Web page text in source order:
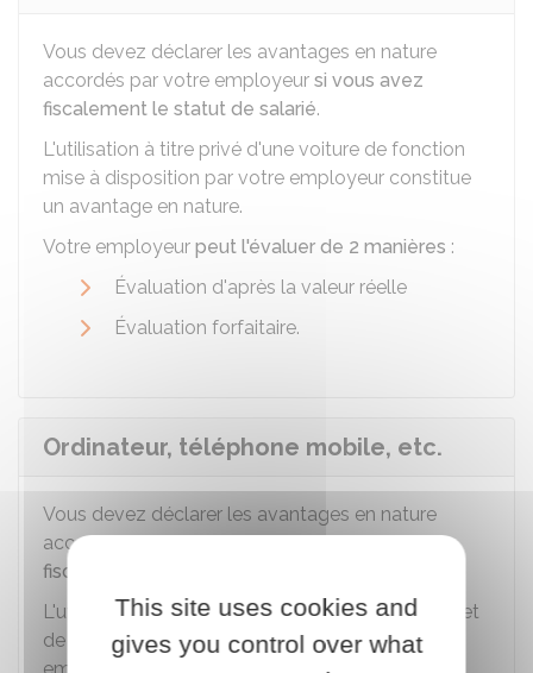
Vous devez déclarer les avantages en nature
accordés par votre employeur si vous avez
fiscalement le statut de salarié.
L'utilisation à titre privé d'une voiture de fonction
mise à disposition par votre employeur constitue
un avantage en nature.
Votre employeur peut l'évaluer de 2 manières :
Évaluation d'après la valeur réelle
Évaluation forfaitaire.
Ordinateur, téléphone mobile, etc.
Vous devez déclarer les avantages en nature
accordés par votre employeursi vous avez
fiscalement le statut de salarié
L'utilisation à titre privé des outils informatiques et
de communication mis à disposition par votre
This site uses cookies and
gives you control over what